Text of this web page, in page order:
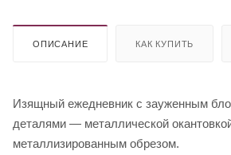
ОПИСАНИЕ КАК КУПИТЬ
Изящный ежедневник с зауженным
деталями — металлической
металлизированным обрезом.